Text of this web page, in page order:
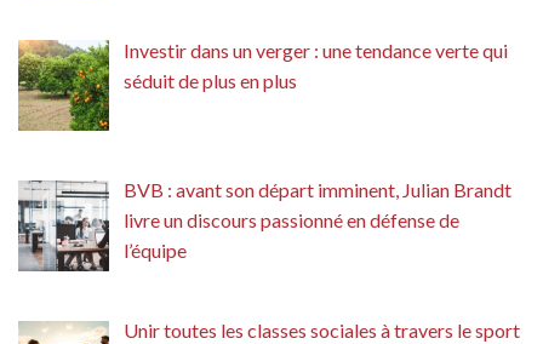
Investir dans un verger : une tendance verte qui
séduit de plus en plus
BVB : avant son départ imminent, Julian Brandt
livre un discours passionné en défense de
l’équipe
Unir toutes les classes sociales à travers le sport